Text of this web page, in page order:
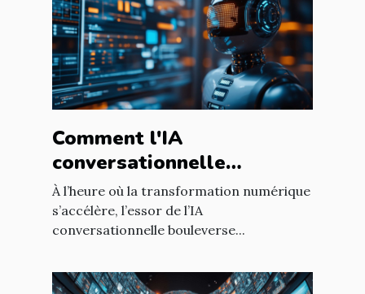
Comment l'IA
conversationnelle
révolutionne l'expérience
utilisateur sur les sites
web
À l’heure où la transformation numérique
s’accélère, l’essor de l’IA
conversationnelle bouleverse...